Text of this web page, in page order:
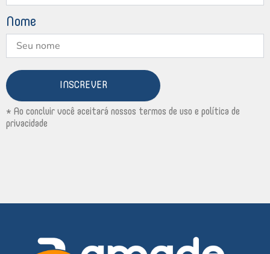
Nome
INSCREVER
* Ao concluir você aceitará nossos termos de uso e política de
privacidade